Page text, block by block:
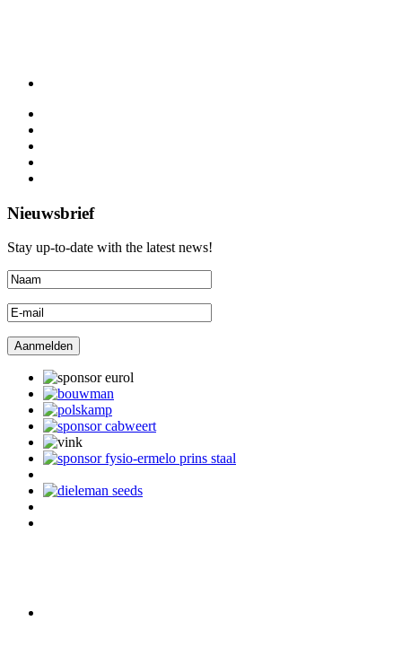
Nieuwsbrief
Stay up-to-date with the latest news!